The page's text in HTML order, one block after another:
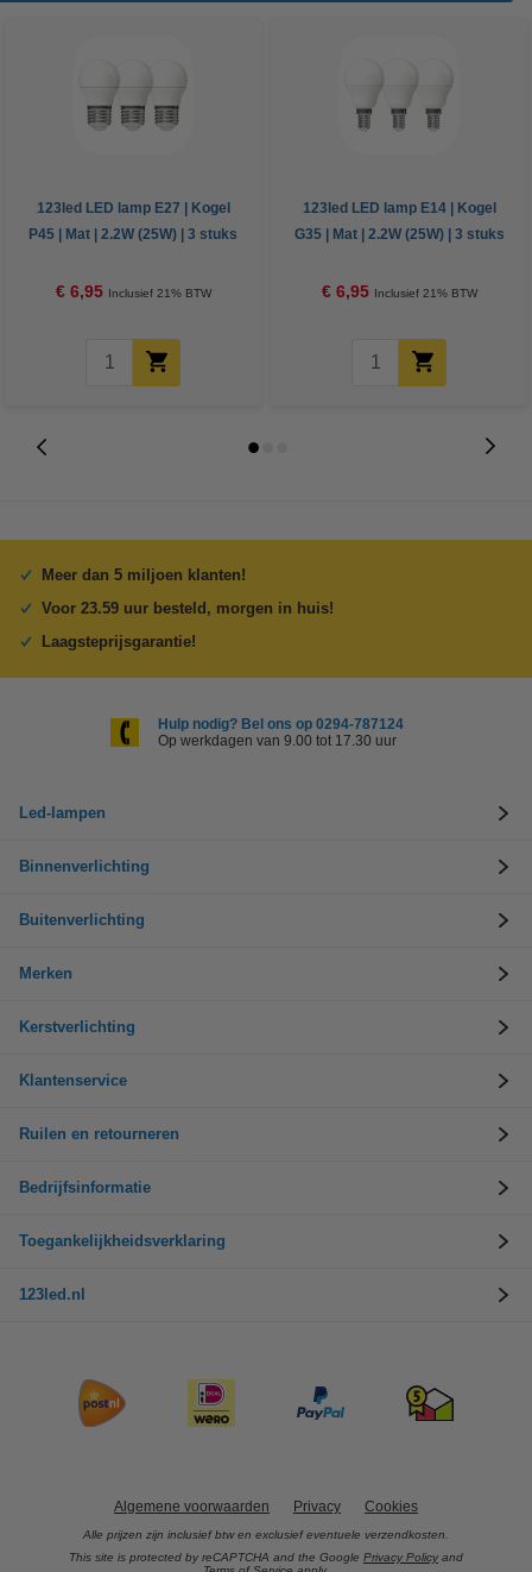
123led LED lamp E27 | Kogel
P45 | Mat | 2.2W (25W) | 3 stuks
€ 6,95 Inclusief 21% BTW
123led LED lamp E14 | Kogel
G35 | Mat | 2.2W (25W) | 3 stuks
€ 6,95 Inclusief 21% BTW
Meer dan 5 miljoen klanten!
Voor 23.59 uur besteld, morgen in huis!
Laagsteprijsgarantie!
Hulp nodig? Bel ons op 0294-787124
Op werkdagen van 9.00 tot 17.30 uur
Led-lampen
Binnenverlichting
Buitenverlichting
Merken
Kerstverlichting
Klantenservice
Ruilen en retourneren
Bedrijfsinformatie
Toegankelijkheidsverklaring
123led.nl
Algemene voorwaarden Privacy Cookies
Alle prijzen zijn inclusief btw en exclusief eventuele verzendkosten.
This site is protected by reCAPTCHA and the Google Privacy Policy and